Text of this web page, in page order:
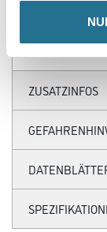
-
ZUSATZINFOS